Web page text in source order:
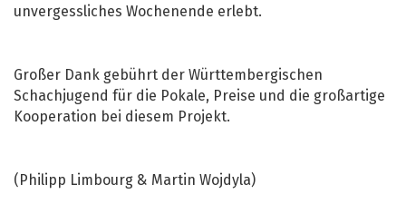
unvergessliches Wochenende erlebt.
Großer Dank gebührt der Württembergischen
Schachjugend für die Pokale, Preise und die großartige
Kooperation bei diesem Projekt.
(Philipp Limbourg & Martin Wojdyla)